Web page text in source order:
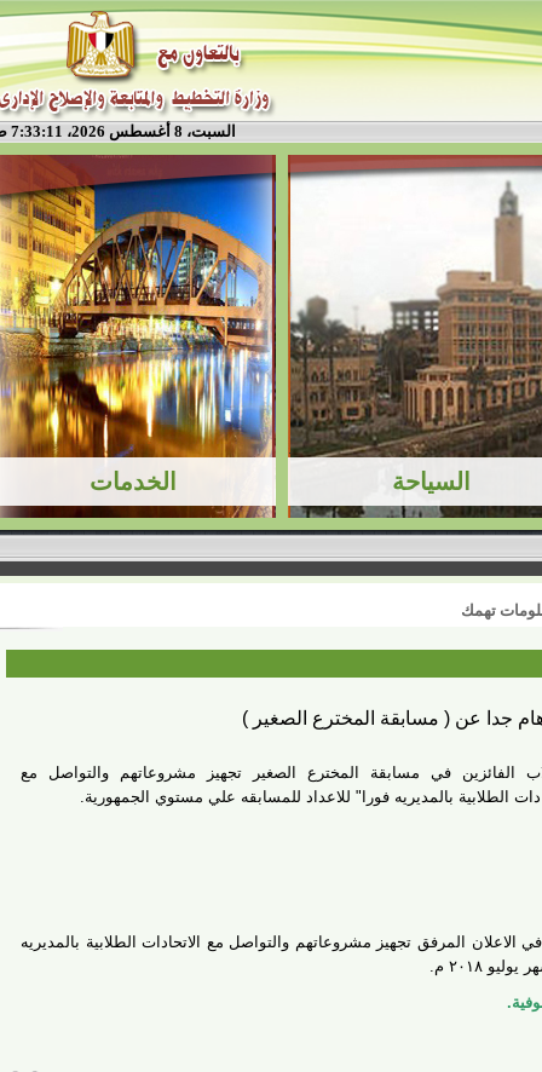
السبت، 8 أغسطس 2026، 7:33:11 ص
تهمك
عن ( مسابقة المخترع الصغير )
في مسابقة المخترع الصغير تجهيز مشروعاتهم والتواصل مع
بالمديريه فورا" للاعداد للمسابقه علي مستوي الجمهورية.
المرفق تجهيز مشروعاتهم والتواصل مع الاتحادات الطلابية بالمديريه
م
.